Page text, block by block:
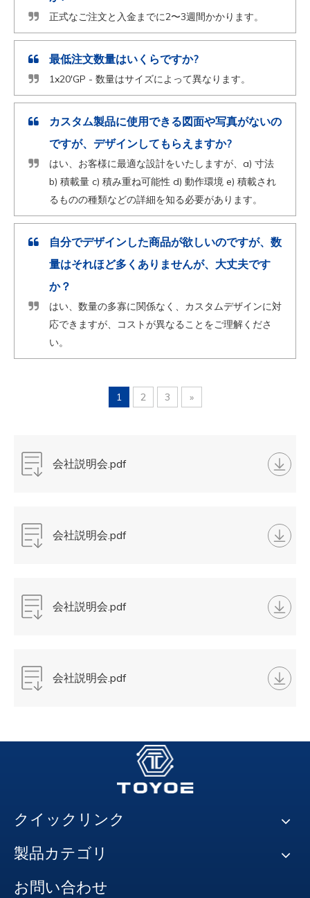
正式なご注文と入金までに2〜3週間かかります。
最低注文数量はいくらですか?
1x20'GP - 数量はサイズによって異なります。
カスタム製品に使用できる図面や写真がないの
ですが、デザインしてもらえますか?
はい、お客様に最適な設計をいたしますが、a) 寸法
b) 積載量 c) 積み重ね可能性 d) 動作環境 e) 積載され
るものの種類などの詳細を知る必要があります。
自分でデザインした商品が欲しいのですが、数
量はそれほど多くありませんが、大丈夫です
か？
はい、数量の多寡に関係なく、カスタムデザインに対
応できますが、コストが異なることをご理解くださ
い。
1 2 3 »
会社説明会.pdf
会社説明会.pdf
会社説明会.pdf
会社説明会.pdf
クイックリンク
製品カテゴリ
お問い合わせ